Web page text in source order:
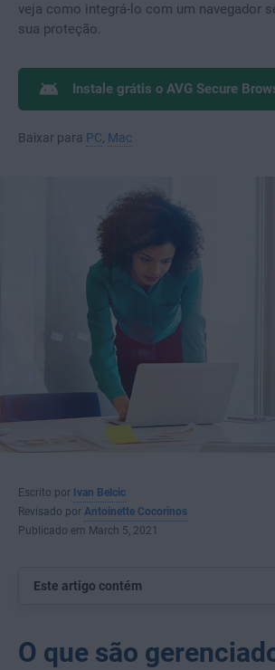
veja como integrá-lo com um navegador
sua proteção.
Instale grátis o AVG Secure
Baixar para PC Mac
Escrito por Ivan Belcic
Revisado por Antoinette Cocorinos
Publicado em March 5, 2021
Este artigo contém
O que são